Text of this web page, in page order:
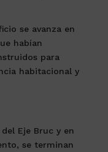
se avanza en
habían
para
habitacional y
Eje Bruc y en
se terminan